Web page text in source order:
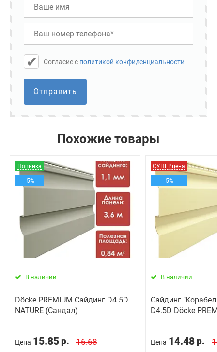
Cогласие с политикой конфиденциальности
Отправить
Похожие товары
Новинка
-5%
В наличии
Döcke PREMIUM Сайдинг D4.5D
NATURE (Сандал)
Цена 15.85 р. 16.68
СУПЕРцена
-5%
В наличии
Сайдинг
D4.5D Döcke
Цена 14.48 р.